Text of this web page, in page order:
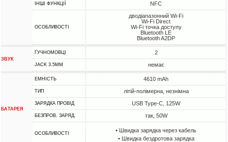
ІНШІ ФУНКЦІЇ NFC
ОСОБЛИВОСТІ
дводіапазонний Wi-Fi
Wi-Fi Direct
Wi-Fi точка доступу
Bluetooth LE
Bluetooth A2DP
ЗВУК
ГУЧНОМОВЦІ 2
JACK 3.5MM немає
БАТАРЕЯ
ЕМНІСТЬ 4610 mAh
ТИП літій-полімерна, незнімна
ЗАРЯДКА ПРОВІД USB Type-C, 125W
БЕЗПРОВ. ЗАРЯД. так, 50W
ОСОБЛИВОСТІ
• Швидка зарядка через кабель
• Швидка бездротова зарядка